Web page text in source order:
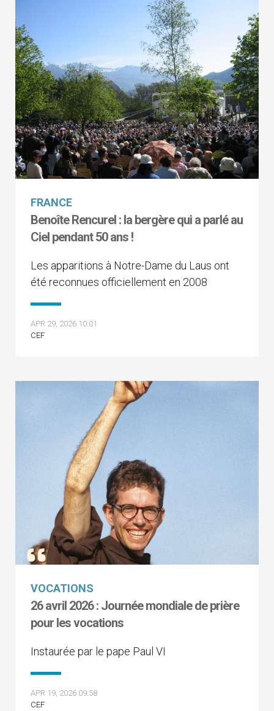
FRANCE
Benoîte Rencurel : la bergère qui a parlé au
Ciel pendant 50 ans !
Les apparitions à Notre-Dame du Laus ont
été reconnues officiellement en 2008
APR 29, 2026 10:01
CEF
VOCATIONS
26 avril 2026 : Journée mondiale de prière
pour les vocations
Instaurée par le pape Paul VI
APR 19, 2026 09:58
CEF